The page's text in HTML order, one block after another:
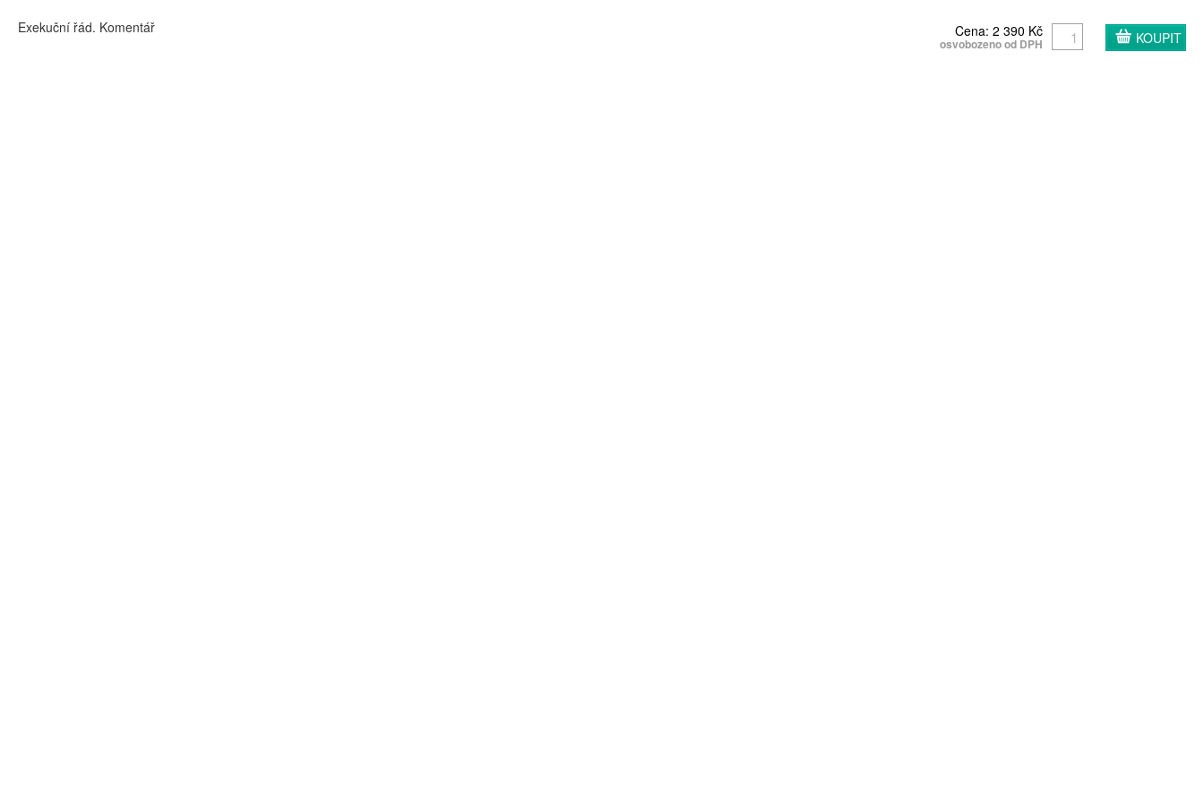
Exekuční řád. Komentář Cena: 2 390 Kč
osvobozeno od DPH